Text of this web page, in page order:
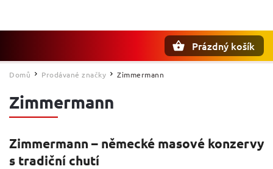
Prázdný košík
Domů / Prodávané značky / Zimmermann
Zimmermann
Zimmermann – německé masové konzervy
s tradiční chutí